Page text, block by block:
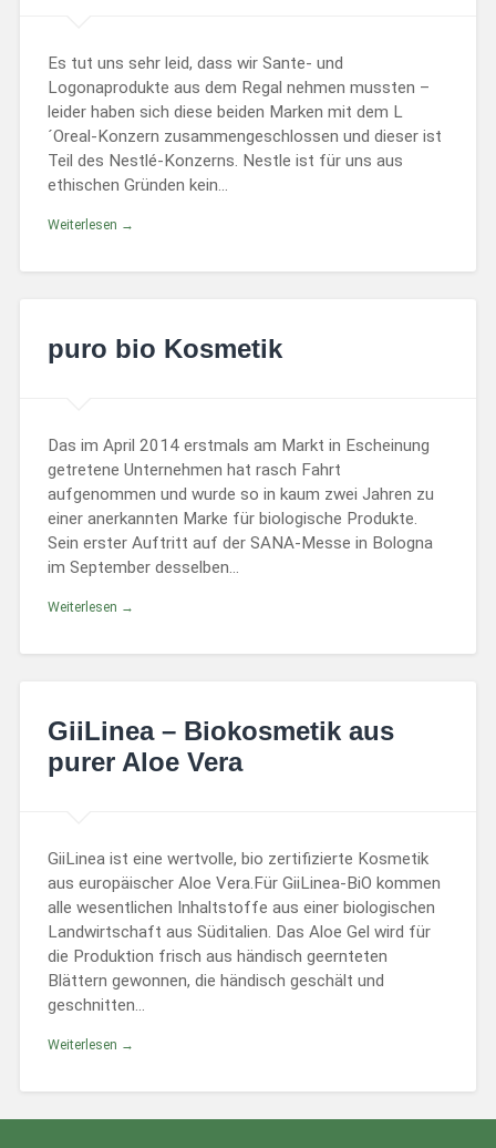
Es tut uns sehr leid, dass wir Sante- und
Logonaprodukte aus dem Regal nehmen mussten –
leider haben sich diese beiden Marken mit dem L
´Oreal-Konzern zusammengeschlossen und dieser ist
Teil des Nestlé-Konzerns. Nestle ist für uns aus
ethischen Gründen kein…
Weiterlesen →
puro bio Kosmetik
Das im April 2014 erstmals am Markt in Escheinung
getretene Unternehmen hat rasch Fahrt
aufgenommen und wurde so in kaum zwei Jahren zu
einer anerkannten Marke für biologische Produkte.
Sein erster Auftritt auf der SANA-Messe in Bologna
im September desselben…
Weiterlesen →
GiiLinea – Biokosmetik aus
purer Aloe Vera
GiiLinea ist eine wertvolle, bio zertifizierte Kosmetik
aus europäischer Aloe Vera.Für GiiLinea-BiO kommen
alle wesentlichen Inhaltstoffe aus einer biologischen
Landwirtschaft aus Süditalien. Das Aloe Gel wird für
die Produktion frisch aus händisch geernteten
Blättern gewonnen, die händisch geschält und
geschnitten…
Weiterlesen →